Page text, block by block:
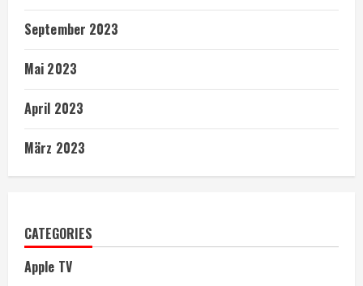
September 2023
Mai 2023
April 2023
März 2023
CATEGORIES
Apple TV